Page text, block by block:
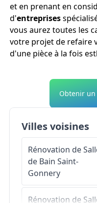
et en prenant en
d'entreprises
vous aurez toutes les
votre projet de refaire
d'une pièce à la fois
Obtenir
Villes voisines
Rénovation de
de Bain Saint-
Gonnery
Rénovation de